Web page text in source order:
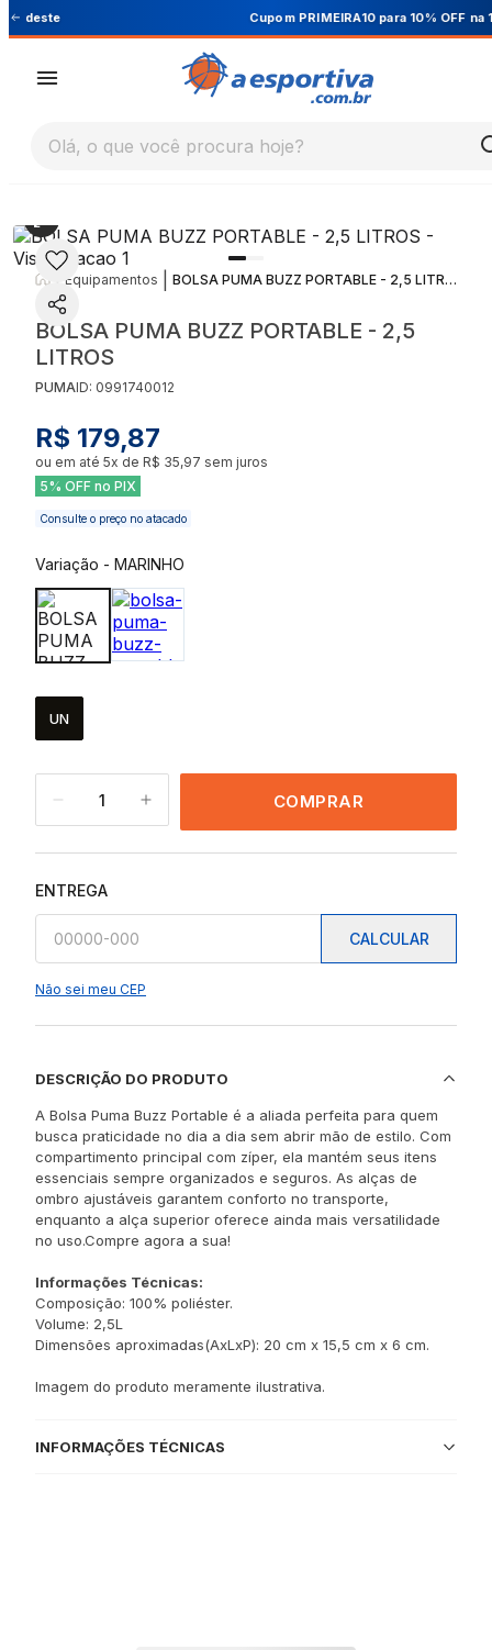
Cupom PRIMEIRA10 para 10% OFF na 1ª compra
Olá, o que você procura hoje?
Equipamentos BOLSA PUMA BUZZ PORTABLE - 2,5 LITROS
BOLSA PUMA BUZZ PORTABLE - 2,5
LITROS
PUMAID: 0991740012
R$ 179,87
ou em até 5x de R$ 35,97 sem juros
5% OFF no PIX
Consulte o preço no atacado
Variação - MARINHO
UN
1 COMPRAR
ENTREGA
CALCULAR
Não sei meu CEP
DESCRIÇÃO DO PRODUTO
A Bolsa Puma Buzz Portable é a aliada perfeita para quem
busca praticidade no dia a dia sem abrir mão de estilo. Com
compartimento principal com zíper, ela mantém seus itens
essenciais sempre organizados e seguros. As alças de
ombro ajustáveis garantem conforto no transporte,
enquanto a alça superior oferece ainda mais versatilidade
no uso.Compre agora a sua!
Informações Técnicas:
Composição: 100% poliéster.
Volume: 2,5L
Dimensões aproximadas(AxLxP): 20 cm x 15,5 cm x 6 cm.
Imagem do produto meramente ilustrativa.
INFORMAÇÕES TÉCNICAS